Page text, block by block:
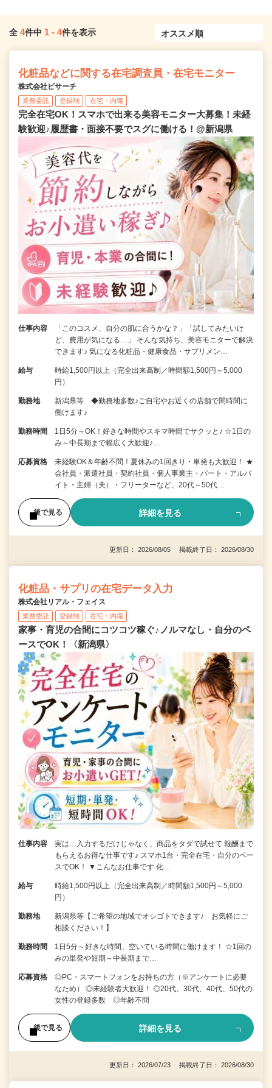
全 4件中 1 - 4件を表示
化粧品などに関する在宅調査員・在宅モニター
株式会社ビサーチ
業務委託 登録制 在宅・内職
完全在宅OK！スマホで出来る美容モニター大募集！未経
験歓迎♪履歴書・面接不要でスグに働ける！@新潟県
仕事内容
「このコスメ、自分の肌に合うかな？」「試してみたいけ
ど、費用が気になる…」 そんな気持ち、美容モニターで解決
できます♪ 気になる化粧品・健康食品・サプリメン…
給与
時給1,500円以上（完全出来高制／時間額1,500円～5,000
円）
勤務地
新潟県等 ◆勤務地多数♪ご自宅やお近くの店舗で間時間に
働けます♪
勤務時間
1日5分～OK！好きな時間やスキマ時間でサクッと♪ ☆1日の
み～中長期まで幅広く大歓迎♪…
応募資格
未経験OK＆年齢不問！夏休みの1回きり・単発も大歓迎！ ★
会社員・派遣社員・契約社員・個人事業主・パート・アルバ
イト・主婦（夫）・フリーターなど、20代～50代…
後で見る 詳細を見る
更新日： 2026/08/05 掲載終了日： 2026/08/30
化粧品・サプリの在宅データ入力
株式会社リアル・フェイス
業務委託 登録制 在宅・内職
家事・育児の合間にコツコツ稼ぐ♪ノルマなし・自分のペ
ースでOK！〈新潟県〉
仕事内容
実は…入力するだけじゃなく、商品をタダで試せて 報酬まで
もらえるお得な仕事です♪ スマホ1台・完全在宅・自分のペー
スでOK！ ▼こんなお仕事です 化…
給与
時給1,500円以上（完全出来高制／時間額1,500円～5,000
円）
勤務地
新潟県等【ご希望の地域でオシゴトできます♪ お気軽にご
相談ください！】
勤務時間
1日5分～好きな時間、空いている時間に働けます！ ☆1回の
みの単発や短期～中長期まで…
応募資格
◎PC・スマートフォンをお持ちの方（※アンケートに必要
なため） ◎未経験者大歓迎！ ◎20代、30代、40代、50代の
女性の登録多数 ◎年齢不問
後で見る 詳細を見る
更新日： 2026/07/23 掲載終了日： 2026/08/30